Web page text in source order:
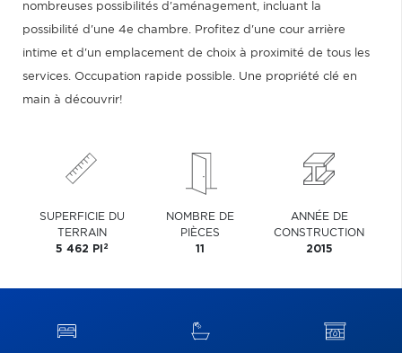
nombreuses possibilités d'aménagement, incluant la
possibilité d'une 4e chambre. Profitez d'une cour arrière
intime et d'un emplacement de choix à proximité de tous les
services. Occupation rapide possible. Une propriété clé en
main à découvrir!
SUPERFICIE DU
TERRAIN
5 462 PI 2
NOMBRE DE
PIÈCES
11
ANNÉE DE
CONSTRUCTION
2015